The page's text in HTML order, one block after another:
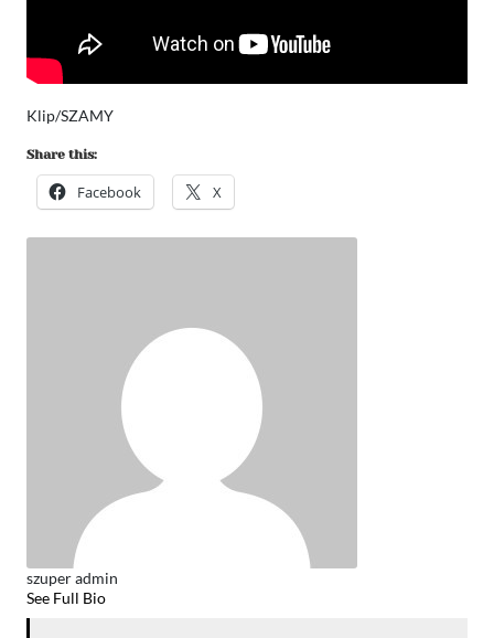
Klip/SZAMY
Share this:
Facebook X
szuper admin
See Full Bio